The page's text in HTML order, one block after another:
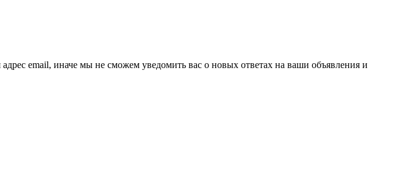
email, иначе мы не сможем уведомить вас о новых ответах на ваши объявления и